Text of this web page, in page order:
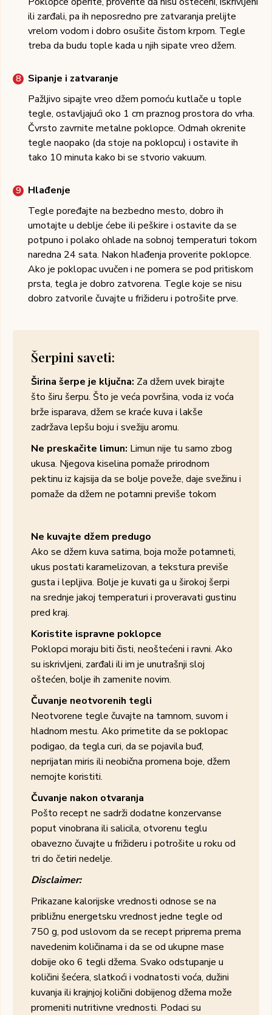
ili zarđali, pa ih neposredno pre zatvaranja prelijte
vrelom vodom i dobro osušite čistom krpom. Tegle
treba da budu tople kada u njih sipate vreo džem.
Sipanje i zatvaranje
Pažljivo sipajte vreo džem pomoću kutlače u tople
tegle, ostavljajući oko 1 cm praznog prostora do vrha.
Čvrsto zavrnite metalne poklopce. Odmah okrenite
tegle naopako (da stoje na poklopcu) i ostavite ih
tako 10 minuta kako bi se stvorio vakuum.
Hlađenje
Tegle poređajte na bezbedno mesto, dobro ih
umotajte u deblje ćebe ili peškire i ostavite da se
potpuno i polako ohlade na sobnoj temperaturi tokom
naredna 24 sata. Nakon hlađenja proverite poklopce.
Ako je poklopac uvučen i ne pomera se pod pritiskom
prsta, tegla je dobro zatvorena. Tegle koje se nisu
dobro zatvorile čuvajte u frižideru i potrošite prve.
Šerpini saveti:
Širina šerpe je ključna: Za džem uvek birajte
što širu šerpu. Što je veća površina, voda iz voća
brže isparava, džem se kraće kuva i lakše
zadržava lepšu boju i svežiju aromu.
Ne preskačite limun: Limun nije tu samo zbog
ukusa. Njegova kiselina pomaže prirodnom
pektinu iz kajsija da se bolje poveže, daje svežinu i
pomaže da džem ne potamni previše tokom
Ne kuvajte džem predugo
Ako se džem kuva satima, boja može potamneti,
ukus postati karamelizovan, a tekstura previše
gusta i lepljiva. Bolje je kuvati ga u širokoj šerpi
na srednje jakoj temperaturi i proveravati gustinu
pred kraj.
Koristite ispravne poklopce
Poklopci moraju biti čisti, neoštećeni i ravni. Ako
su iskrivljeni, zarđali ili im je unutrašnji sloj
oštećen, bolje ih zamenite novim.
Čuvanje neotvorenih tegli
Neotvorene tegle čuvajte na tamnom, suvom i
hladnom mestu. Ako primetite da se poklopac
podigao, da tegla curi, da se pojavila buđ,
neprijatan miris ili neobična promena boje, džem
nemojte koristiti.
Čuvanje nakon otvaranja
Pošto recept ne sadrži dodatne konzervanse
poput vinobrana ili salicila, otvorenu teglu
obavezno čuvajte u frižideru i potrošite u roku od
tri do četiri nedelje.
Disclaimer:
Prikazane kalorijske vrednosti odnose se na
približnu energetsku vrednost jedne tegle od
750 g, pod uslovom da se recept priprema prema
navedenim količinama i da se od ukupne mase
dobije oko 6 tegli džema. Svako odstupanje u
količini šećera, slatkoći i vodnatosti voća, dužini
kuvanja ili krajnjoj količini dobijenog džema može
promeniti nutritivne vrednosti. Podaci su